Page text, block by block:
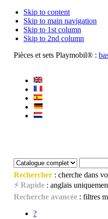
Skip to content
Skip to main navigation
Skip to 1st column
Skip to 2nd column
Pièces et sets Playmobil® :
Rechercher: cherche dans
⚡ Rapide: anglais
Recherche avancée: filtres
?